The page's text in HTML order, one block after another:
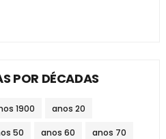
POR DÉCADAS
1900 anos 20
50 anos 60 anos 70